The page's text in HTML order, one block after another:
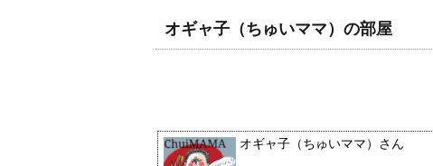
オギャ子（ちゅいママ）の部屋
オギャ子（ちゅいママ）さん